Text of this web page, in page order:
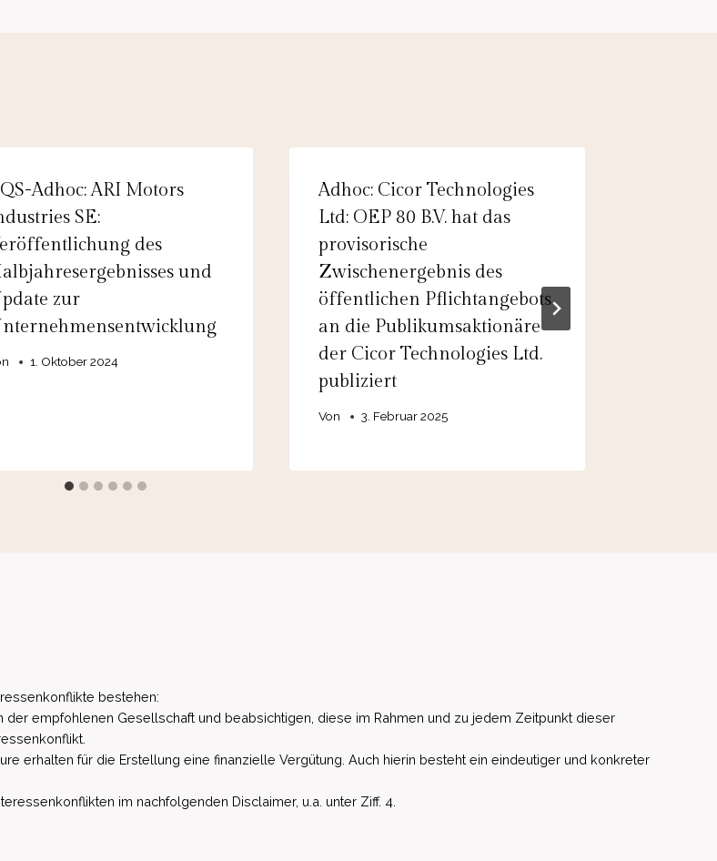
Adhoc: ARI Motors
SE:
des
und
zur
1. Oktober 2024
Adhoc: Cicor Technologies
Ltd: OEP 80 B.V. hat das
provisorische
Zwischenergebnis des
öffentlichen Pflichtangebots
an die Publikumsaktionäre
der Cicor Technologies Ltd.
publiziert
Von 3. Februar 2025
bestehen:
der empfohlenen Gesellschaft und beabsichtigen, diese im Rahmen und zu jedem Zeitpunkt dieser
erhalten für die Erstellung eine finanzielle Vergütung. Auch hierin besteht ein eindeutiger und konkreter
im nachfolgenden Disclaimer, u.a. unter Ziff. 4.